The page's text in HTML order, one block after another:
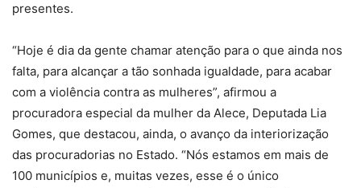
presentes.
“Hoje é dia da gente chamar atenção para o que ainda nos
falta, para alcançar a tão sonhada igualdade, para acabar
com a violência contra as mulheres”, afirmou a
procuradora especial da mulher da Alece, Deputada Lia
Gomes, que destacou, ainda, o avanço da interiorização
das procuradorias no Estado. “Nós estamos em mais de
100 municípios e, muitas vezes, esse é o único